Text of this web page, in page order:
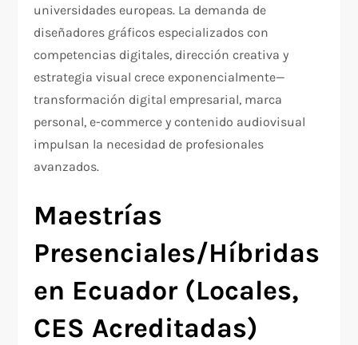
universidades europeas. La demanda de
diseñadores gráficos especializados con
competencias digitales, dirección creativa y
estrategia visual crece exponencialmente—
transformación digital empresarial, marca
personal, e-commerce y contenido audiovisual
impulsan la necesidad de profesionales
avanzados.
Maestrías
Presenciales/Híbridas
en Ecuador (Locales,
CES Acreditadas)